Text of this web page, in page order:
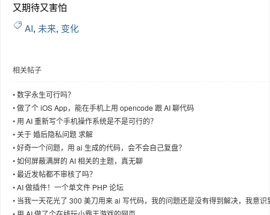
又期待又害怕
AI, 未来, 变化
相关帖子
•数字永生可行吗？
•做了个 iOS App，能在手机上用 opencode 跟 AI 聊代码
• 用 AI 重新写个手机操作系统是不是可行的？
•关于 婚后隐私问题 求解
•好奇一个问题，用 ai 生成的代码，会不会自己复盘？
•如何屏蔽满屏的 AI 相关的主题，真无聊
•最近发帖都不审核了吗？
•AI 做插件！一个单文件 PHP 论坛
• 当我一天花光了 300 美刀用来 ai 写代码，我的问题还是没有得到解决，我意识
ai 只有在辅佐没有思想